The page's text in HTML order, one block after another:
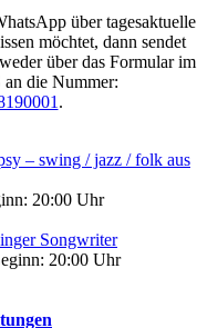
über tagesaktuelle
möchtet, dann sendet
über das Formular im
die Nummer:
.
– swing / jazz / folk aus
20:00 Uhr
Songwriter
20:00 Uhr